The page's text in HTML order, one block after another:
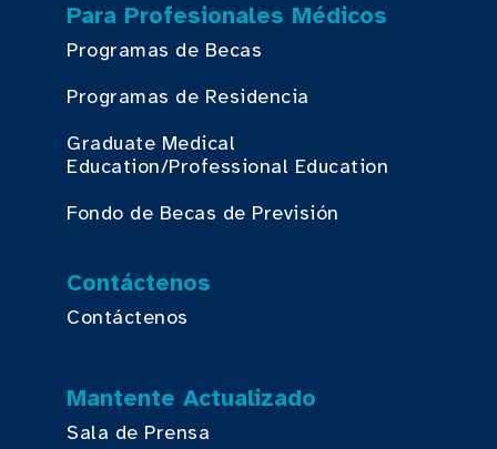
Para Profesionales Médicos
Programas de Becas
Programas de Residencia
Graduate Medical
Education/Professional Education
Fondo de Becas de Previsión
Contáctenos
Contáctenos
Mantente Actualizado
Sala de Prensa